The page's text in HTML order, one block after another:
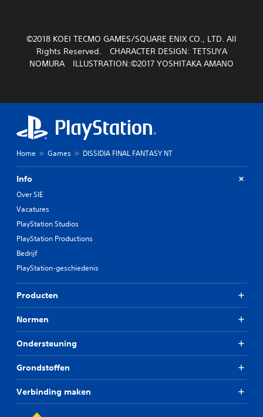
©2018 KOEI TECMO GAMES/SQUARE ENIX CO., LTD. All
Rights Reserved. CHARACTER DESIGN: TETSUYA
NOMURA ILLUSTRATION:©2017 YOSHITAKA AMANO
Home Games DISSIDIA FINAL FANTASY NT
Info
Over SIE
Vacatures
PlayStation Studios
PlayStation Productions
Bedrijf
PlayStation-geschiedenis
Producten
Normen
Ondersteuning
Grondstoffen
Verbinding maken